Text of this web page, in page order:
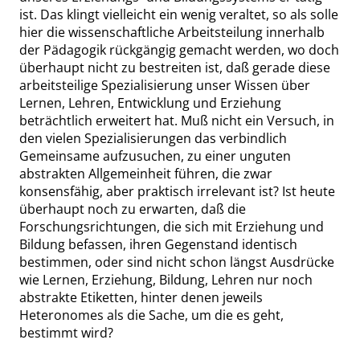
ist. Das klingt vielleicht ein wenig veraltet, so als solle
hier die wissenschaftliche Arbeitsteilung innerhalb
der Pädagogik rückgängig gemacht werden, wo doch
überhaupt nicht zu bestreiten ist, daß gerade diese
arbeitsteilige Spezialisierung unser Wissen über
Lernen, Lehren, Entwicklung und Erziehung
beträchtlich erweitert hat. Muß nicht ein Versuch, in
den vielen Spezialisierungen das verbindlich
Gemeinsame aufzusuchen, zu einer unguten
abstrakten Allgemeinheit führen, die zwar
konsensfähig, aber praktisch irrelevant ist? Ist heute
überhaupt noch zu erwarten, daß die
Forschungsrichtungen, die sich mit Erziehung und
Bildung befassen, ihren Gegenstand identisch
bestimmen, oder sind nicht schon längst Ausdrücke
wie Lernen, Erziehung, Bildung, Lehren nur noch
abstrakte Etiketten, hinter denen jeweils
Heteronomes als die Sache, um die es geht,
bestimmt wird?